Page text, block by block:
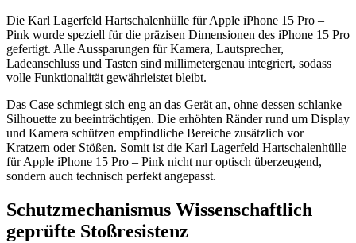
Die Karl Lagerfeld Hartschalenhülle für Apple iPhone 15 Pro –
Pink wurde speziell für die präzisen Dimensionen des iPhone 15 Pro
gefertigt. Alle Aussparungen für Kamera, Lautsprecher,
Ladeanschluss und Tasten sind millimetergenau integriert, sodass
volle Funktionalität gewährleistet bleibt.
Das Case schmiegt sich eng an das Gerät an, ohne dessen schlanke
Silhouette zu beeinträchtigen. Die erhöhten Ränder rund um Display
und Kamera schützen empfindliche Bereiche zusätzlich vor
Kratzern oder Stößen. Somit ist die Karl Lagerfeld Hartschalenhülle
für Apple iPhone 15 Pro – Pink nicht nur optisch überzeugend,
sondern auch technisch perfekt angepasst.
Schutzmechanismus Wissenschaftlich
geprüfte Stoßresistenz